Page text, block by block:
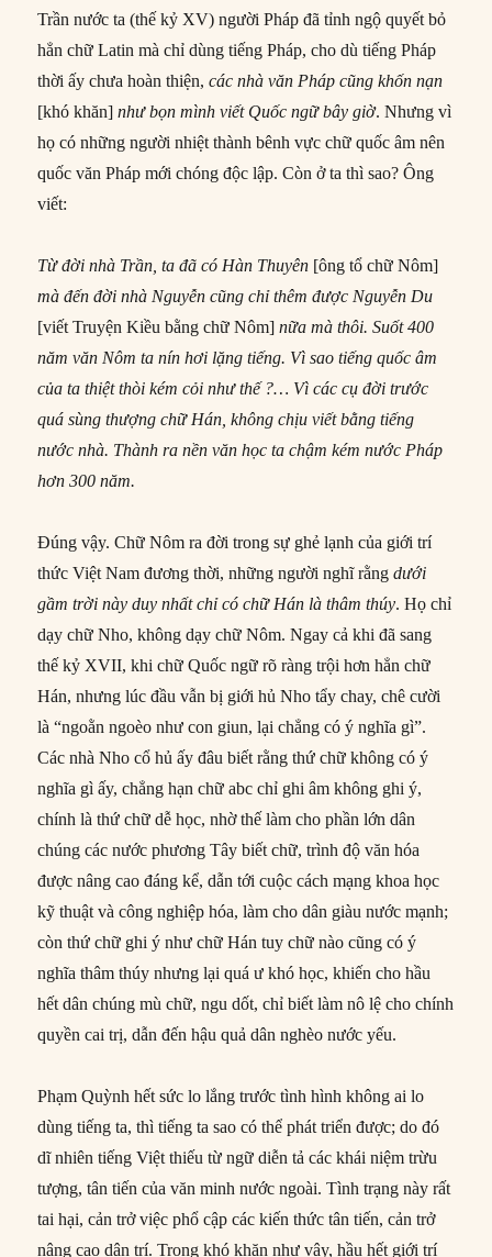
Trần nước ta (thế kỷ XV) người Pháp đã tỉnh ngộ quyết bỏ
hẳn chữ Latin mà chỉ dùng tiếng Pháp, cho dù tiếng Pháp
thời ấy chưa hoàn thiện,các nhà văn Pháp cũng khốn nạn
[khó khăn]như bọn mình viết Quốc ngữ bây giờ. Nhưng vì
họ có những người nhiệt thành bênh vực chữ quốc âm nên
quốc văn Pháp mới chóng độc lập. Còn ở ta thì sao? Ông
viết:
Từ đời nhà Trần, ta đã có Hàn Thuyên [ông tổ chữ Nôm]
mà đến đời nhà Nguyễn cũng chỉ thêm được Nguyễn Du
[viết Truyện Kiều bằng chữ Nôm]nữa mà thôi. Suốt 400
năm văn Nôm ta nín hơi lặng tiếng. Vì sao tiếng quốc âm
của ta thiệt thòi kém cỏi như thế ?… Vì các cụ đời trước
quá sùng thượng chữ Hán, không chịu viết bằng tiếng
nước nhà. Thành ra nền văn học ta chậm kém nước Pháp
hơn 300 năm.
Đúng vậy. Chữ Nôm ra đời trong sự ghẻ lạnh của giới trí
thức Việt Nam đương thời, những người nghĩ rằngdưới
gầm trời này duy nhất chỉ có chữ Hán là thâm thúy. Họ chỉ
dạy chữ Nho, không dạy chữ Nôm. Ngay cả khi đã sang
thế kỷ XVII, khi chữ Quốc ngữ rõ ràng trội hơn hẳn chữ
Hán, nhưng lúc đầu vẫn bị giới hủ Nho tẩy chay, chê cười
là “ngoằn ngoèo như con giun, lại chẳng có ý nghĩa gì”.
Các nhà Nho cổ hủ ấy đâu biết rằng thứ chữ không có ý
nghĩa gì ấy, chẳng hạn chữ abc chỉ ghi âm không ghi ý,
chính là thứ chữ dễ học, nhờ thế làm cho phần lớn dân
chúng các nước phương Tây biết chữ, trình độ văn hóa
được nâng cao đáng kể, dẫn tới cuộc cách mạng khoa học
kỹ thuật và công nghiệp hóa, làm cho dân giàu nước mạnh;
còn thứ chữ ghi ý như chữ Hán tuy chữ nào cũng có ý
nghĩa thâm thúy nhưng lại quá ư khó học, khiến cho hầu
hết dân chúng mù chữ, ngu dốt, chỉ biết làm nô lệ cho chính
quyền cai trị, dẫn đến hậu quả dân nghèo nước yếu.
Phạm Quỳnh hết sức lo lắng trước tình hình không ai lo
dùng tiếng ta, thì tiếng ta sao có thể phát triển được; do đó
dĩ nhiên tiếng Việt thiếu từ ngữ diễn tả các khái niệm trừu
tượng, tân tiến của văn minh nước ngoài. Tình trạng này rất
tai hại, cản trở việc phổ cập các kiến thức tân tiến, cản trở
nâng cao dân trí. Trong khó khăn như vậy, hầu hết giới trí